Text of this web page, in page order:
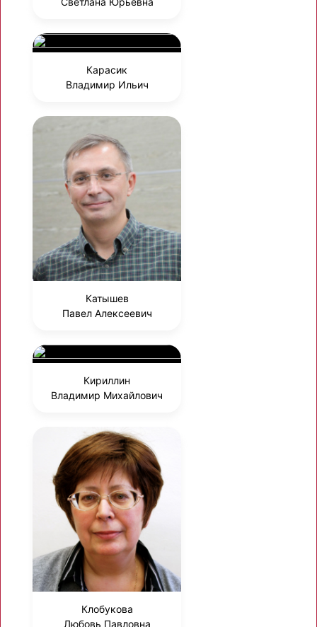
Карасик
Владимир Ильич
Катышев
Павел Алексеевич
Кириллин
Владимир Михайлович
Клобукова
Любовь Павловна